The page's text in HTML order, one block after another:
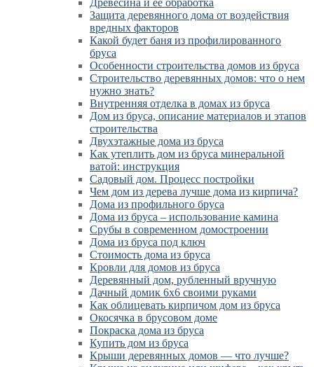
Древесина и ее обработка
Защита деревянного дома от воздействия
вредных факторов
Какой будет баня из профилированного
бруса
Особенности строительства домов из бруса
Строительство деревянных домов: что о нем
нужно знать?
Внутренняя отделка в домах из бруса
Дом из бруса, описание материалов и этапов
строительства
Двухэтажные дома из бруса
Как утеплить дом из бруса минеральной
ватой: инструкция
Садовый дом. Процесс постройки
Чем дом из дерева лучше дома из кирпича?
Дома из профильного бруса
Дома из бруса – использование камина
Срубы в современном домостроении
Дома из бруса под ключ
Стоимость дома из бруса
Кровли для домов из бруса
Деревянный дом, рубленный вручную
Дачный домик 6х6 своими руками
Как облицевать кирпичом дом из бруса
Окосячка в брусовом доме
Покраска дома из бруса
Купить дом из бруса
Крыши деревянных домов — что лучше?